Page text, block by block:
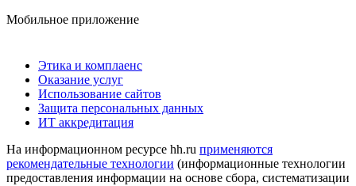
Мобильное приложение
Этика и комплаенс
Оказание услуг
Использование сайтов
Защита персональных данных
ИТ аккредитация
На информационном ресурсе hh.ru применяются
рекомендательные технологии (информационные технологии
предоставления информации на основе сбора, систематизации